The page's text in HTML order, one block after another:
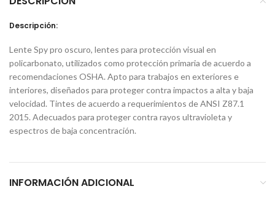
Descripción:
Lente Spy pro oscuro, lentes para protección visual en
policarbonato, utilizados como protección primaria de acuerdo a
recomendaciones OSHA. Apto para trabajos en exteriores e
interiores, diseñados para proteger contra impactos a alta y baja
velocidad. Tintes de acuerdo a requerimientos de ANSI Z87.1
2015. Adecuados para proteger contra rayos ultravioleta y
espectros de baja concentración.
INFORMACIÓN ADICIONAL